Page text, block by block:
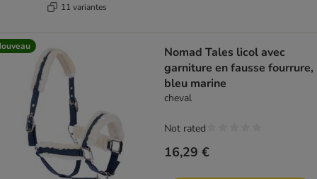
11 variantes
Nomad Tales licol avec
garniture en fausse fourrure,
bleu marine
cheval
16,29 €
Not rated